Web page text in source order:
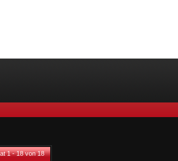
1 - 18 von 18